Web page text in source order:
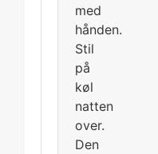
med
hånden.
Stil
på
køl
natten
over.
Den